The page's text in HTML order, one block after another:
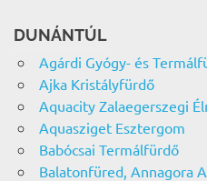
DUNÁNTÚL
Agárdi Gyógy- és
Ajka Kristályfürdő
Aquacity Zalaegerszegi
Aquasziget Esztergom
Babócsai Termálfürdő
Balatonfüred, Annagora